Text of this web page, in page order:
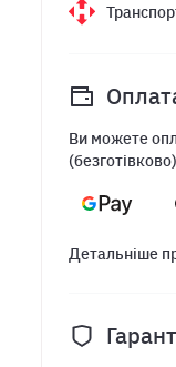
Ви можете
(безготівково)
Детальніше